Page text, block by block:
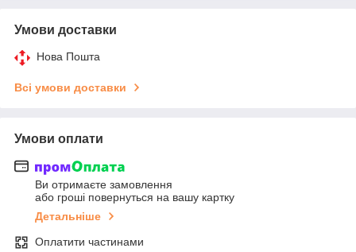
Умови доставки
Нова Пошта
Всі умови доставки
Умови оплати
Ви отримаєте замовлення
або гроші повернуться на вашу картку
Детальніше
Оплатити частинами